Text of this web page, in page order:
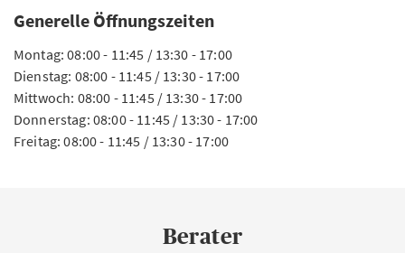
Generelle Öffnungszeiten
Montag: 08:00 - 11:45 / 13:30 - 17:00
Dienstag: 08:00 - 11:45 / 13:30 - 17:00
Mittwoch: 08:00 - 11:45 / 13:30 - 17:00
Donnerstag: 08:00 - 11:45 / 13:30 - 17:00
Freitag: 08:00 - 11:45 / 13:30 - 17:00
Berater